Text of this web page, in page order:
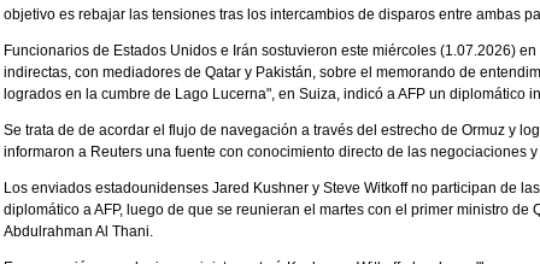
objetivo es rebajar las tensiones tras los intercambios de disparos entre ambas
Funcionarios de Estados Unidos e Irán sostuvieron este miércoles (1.07.2026)
indirectas, con mediadores de Qatar y Pakistán, sobre el memorando de
logrados en la cumbre de Lago Lucerna", en Suiza, indicó a AFP un diplomático
Se trata de de acordar el flujo de navegación a través del estrecho de Ormuz y
informaron a Reuters una fuente con conocimiento directo de las negociaciones
Los enviados estadounidenses Jared Kushner y Steve Witkoff no participan de
diplomático a AFP, luego de que se reunieran el martes con el primer ministro de
Abdulrahman Al Thani.